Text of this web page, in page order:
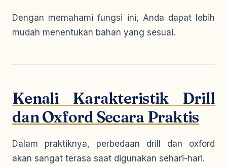
Dengan memahami fungsi ini, Anda dapat lebih
mudah menentukan bahan yang sesuai.
Kenali Karakteristik Drill
dan Oxford Secara Praktis
Dalam praktiknya, perbedaan drill dan oxford
akan sangat terasa saat digunakan sehari-hari.